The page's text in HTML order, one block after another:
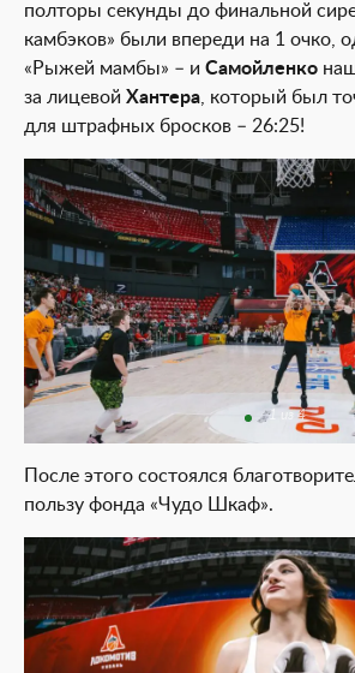
полторы секунды до финальной
камбэков» были впереди на 1 очко,
«Рыжей мамбы» – и Самойленко
за лицевой Хантера , который был
для штрафных бросков – 26:25!
1 из 4
После этого состоялся
пользу фонда «Чудо Шкаф».